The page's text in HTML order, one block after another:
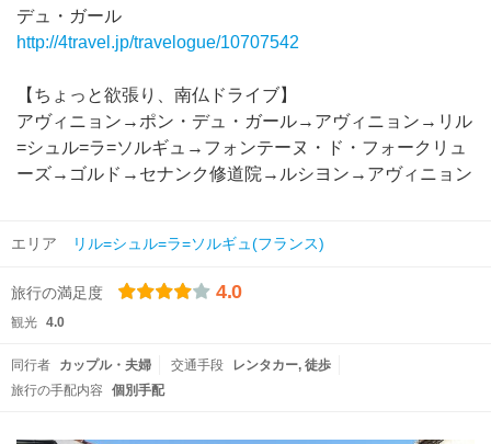
デュ・ガール
http://4travel.jp/travelogue/10707542
【ちょっと欲張り、南仏ドライブ】
アヴィニョン→ポン・デュ・ガール→アヴィニョン→リル
=シュル=ラ=ソルギュ→フォンテーヌ・ド・フォークリュ
ーズ→ゴルド→セナンク修道院→ルシヨン→アヴィニョン
エリア リル=シュル=ラ=ソルギュ(フランス)
旅行の満足度 4.0
観光 4.0
同行者 カップル・夫婦 交通手段 レンタカー 徒歩
旅行の手配内容
個別手配